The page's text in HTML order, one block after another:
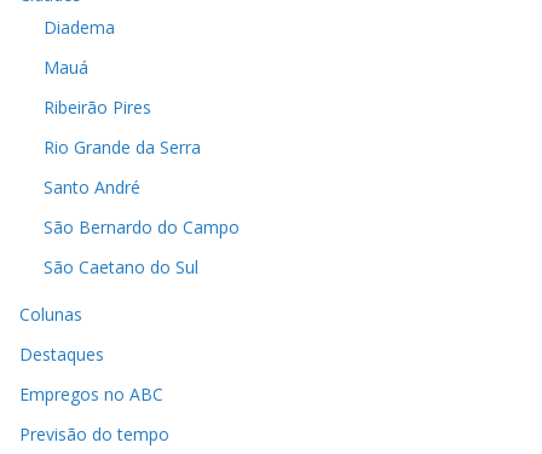
Diadema
Mauá
Ribeirão Pires
Rio Grande da Serra
Santo André
São Bernardo do Campo
São Caetano do Sul
Colunas
Destaques
Empregos no ABC
Previsão do tempo